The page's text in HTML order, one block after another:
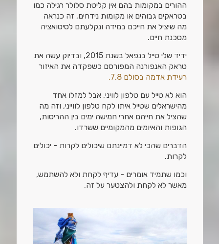
ההורים במקומות בהם אין קליטת סלולר רגילה כמו
בטראקים גבוהים או מקומות נידחים, זה כנראה
מה שיציל את חייכם במידה ונקלעתם לסיטואציה
מסכנת חיים.
ידיד שלי טייל בנפאל בשנת 2015, ובדיוק עשה את
טראק האנפורנה המפורסם כשפקדה את האיזור
רעידת אדמה בסולם 7.8.
הוא לא טייל עם טלפון לוויני, אבל למזלו אחד
מהישראלים שטייל איתו לקח טלפון לווייני, וזה מה
שהציל את חייהם אחרי חמישה ימים בין ההריסות,
הגופות והאיומים מהמקומיים ששרדו.
הדברים שהכי לא דמיינתם שיכולים לקרות - יכולים
לקרות.
וכמו שתמיד אומרים - עדיף לקחת ולא להשתמש,
מאשר לא לקחת ולהצטער על זה.